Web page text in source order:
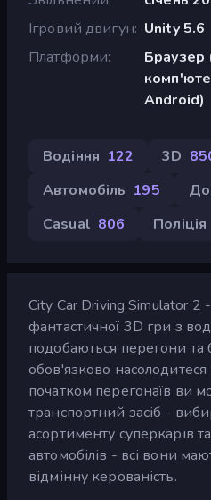
Ігровий двигун Unity 5.6
Платформи
Браузер
Android)
Водіння 122 3D
Автомобіль 195
Casual 806 Поліція
City Car Driving Simulator 2
фантастичної 3D гри з
подобаються перегони
обов'язково
початком перегонаїв ви
транспортний засіб -
асортименту суперкарів
автомобілів - всі вони
відмінну керованість.